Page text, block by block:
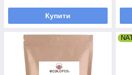
Купити